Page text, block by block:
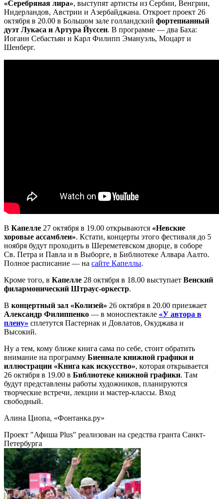
«Серебряная лира», выступят артисты из Сербии, Венгрии,
Нидерландов, Австрии и Азербайджана. Откроет проект 26
октября в 20.00 в Большом зале голландский фортепианный
дуэт Лукаса и Артура Йуссен. В программе — два Баха:
Иоганн Себастьян и Карл Филипп Эмануэль, Моцарт и
Шенберг.
В Капелле 27 октября в 19.00 открываются «Невские
хоровые ассамблеи». Кстати, концерты этого фестиваля до 5
ноября будут проходить в Шереметевском дворце, в соборе
Св. Петра и Павла и в Выборге, в Библиотеке Алвара Аалто.
Полное расписание — на сайте Капеллы.
Кроме того, в Капелле 28 октября в 18.00 выступает Венский
филармонический Штраус-оркестр.
В концертный зал «Колизей» 26 октября в 20.00 приезжает
Александр Филиппенко — в моноспектакле «У автора в
плену» сплетутся Пастернак и Довлатов, Окуджава и
Высокий.
Ну а тем, кому ближе книга сама по себе, стоит обратить
внимание на программу Биеннале книжной графики и
иллюстрации «Книга как искусство», которая открывается
26 октября в 19.00 в Библиотеке книжной графики. Там
будут представлены работы художников, планируются
творческие встречи, лекции и мастер-классы. Вход
свободный.
Алина Циопа, «Фонтанка.ру»
Проект "Афиша Plus" реализован на средства гранта Санкт-
Петербурга